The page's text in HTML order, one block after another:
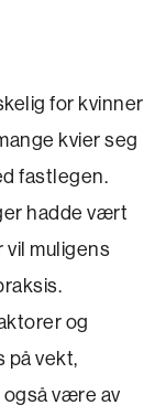
for kvinner
kvier seg
fastlegen.
hadde vært
muligens
og
på vekt,
være av